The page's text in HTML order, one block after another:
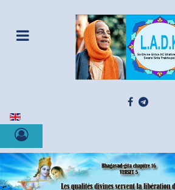
Sélectionnez votre langue